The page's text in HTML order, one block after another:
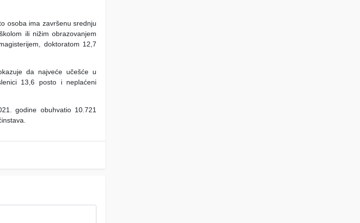
osoba ima završenu srednju
ili nižim obrazovanjem
doktoratom 12,7
da najveće učešće u
13,6 posto i neplaćeni
godine obuhvatio 10.721